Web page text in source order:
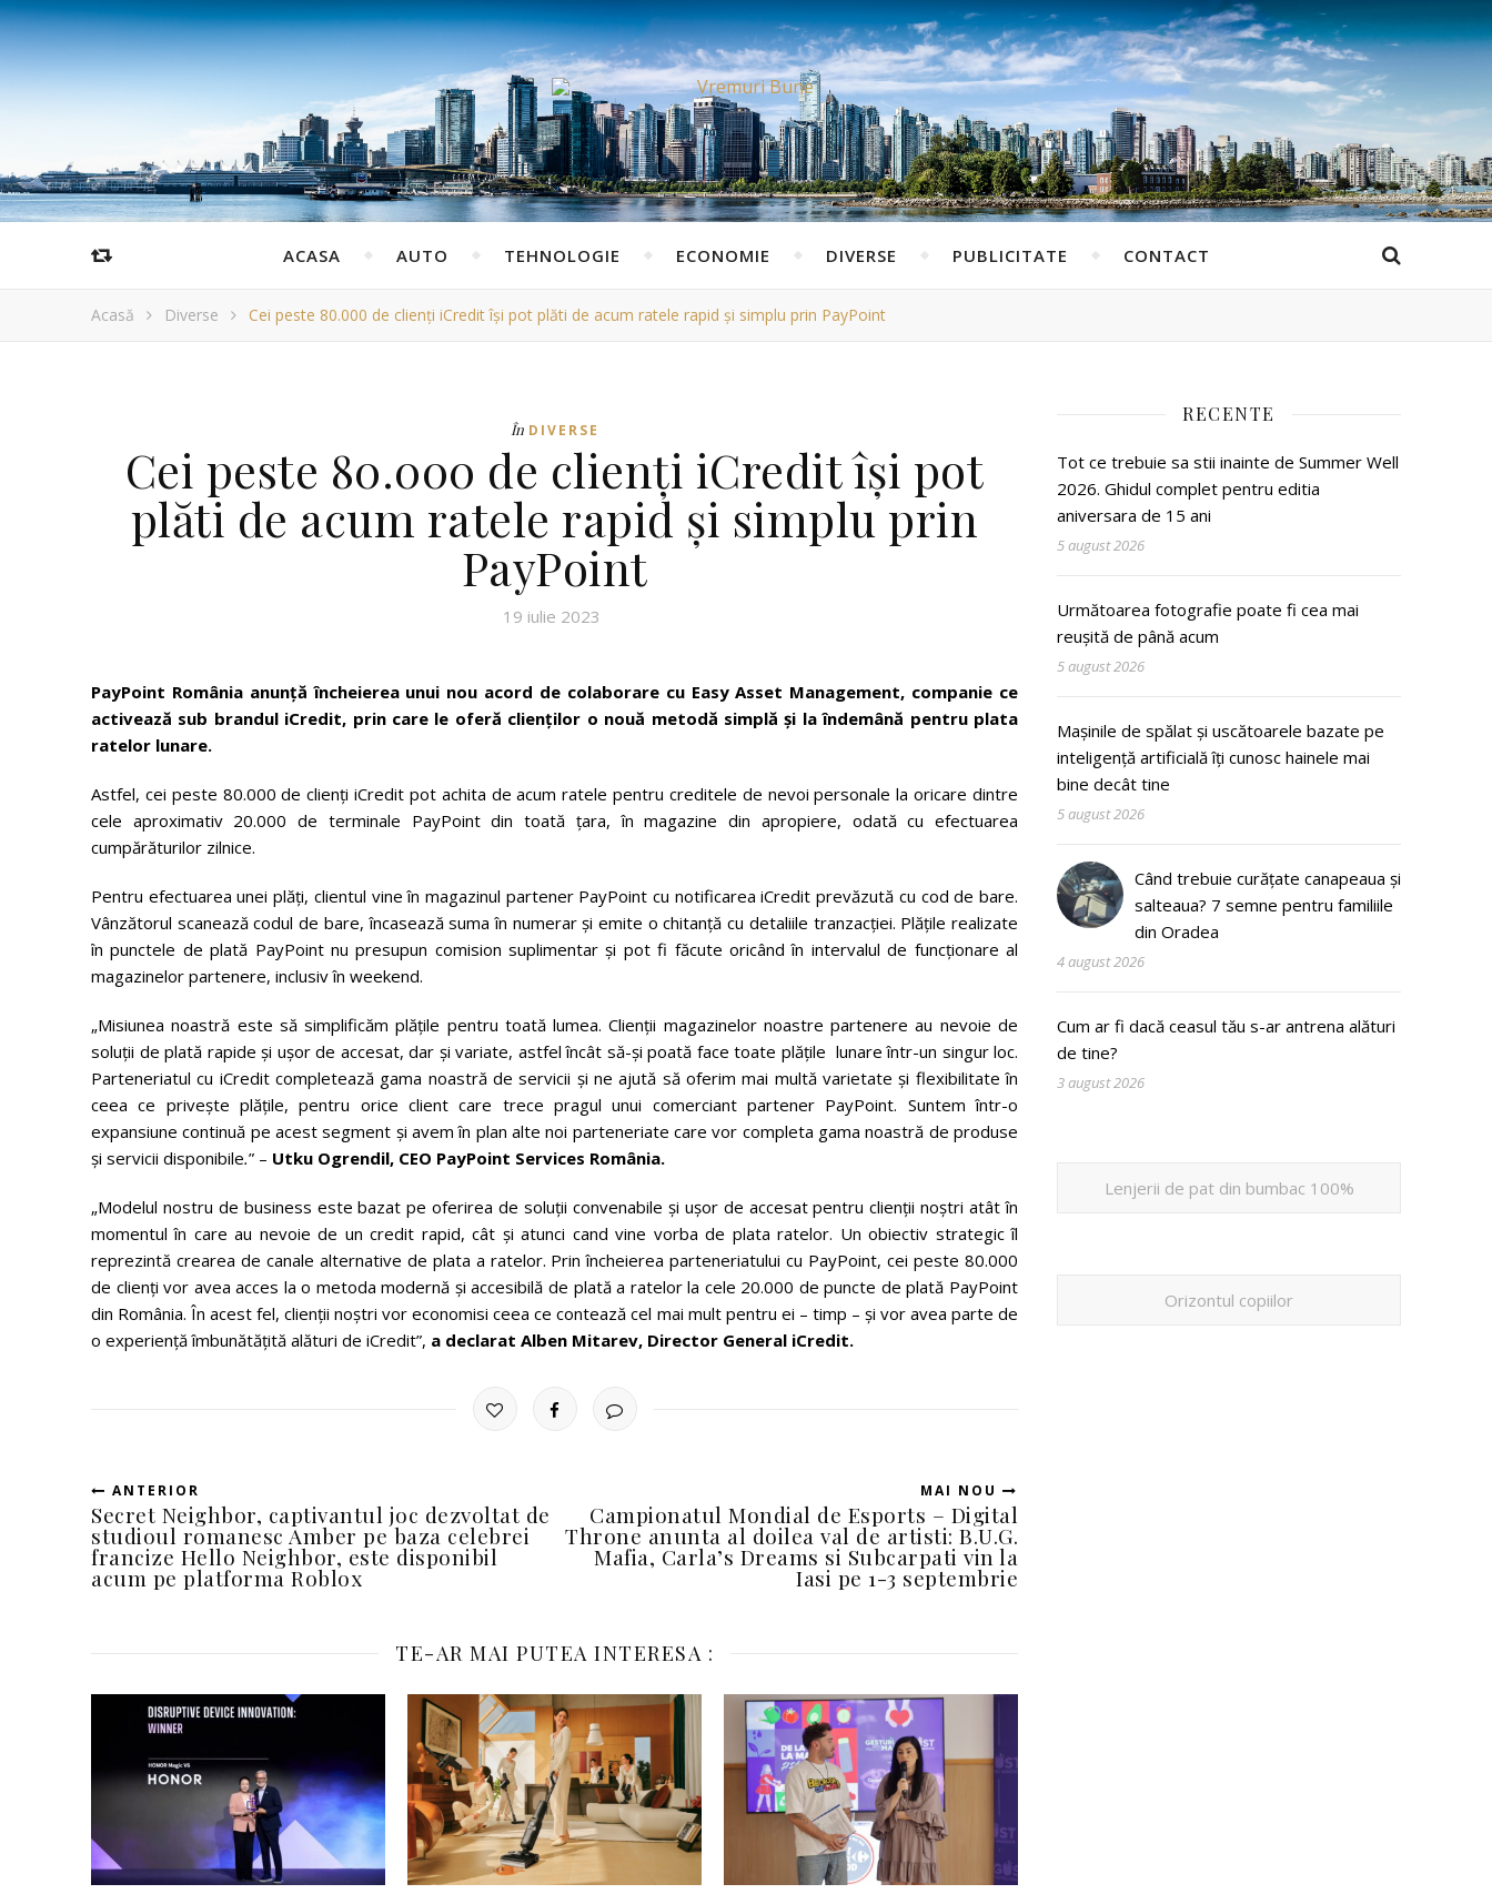
ACASA AUTO TEHNOLOGIE ECONOMIE DIVERSE PUBLICITATE CONTACT
Acasă Diverse Cei peste 80.000 de clienți iCredit își pot plăti de acum ratele rapid și simplu prin PayPoint
În DIVERSE
Cei peste 80.000 de clienți iCredit își pot
plăti de acum ratele rapid și simplu prin
PayPoint
19 iulie 2023
PayPoint România anunță încheierea unui nou acord de colaborare cu Easy Asset Management, companie ce
activează sub brandul iCredit, prin care le oferă clienților o nouă metodă simplă și la îndemână pentru plata
ratelor lunare.
Astfel, cei peste 80.000 de clienți iCredit pot achita de acum ratele pentru creditele de nevoi personale la oricare dintre
cele aproximativ 20.000 de terminale PayPoint din toată țara, în magazine din apropiere, odată cu efectuarea
cumpărăturilor zilnice.
Pentru efectuarea unei plăţi, clientul vine în magazinul partener PayPoint cu notificarea iCredit prevăzută cu cod de bare.
Vânzătorul scanează codul de bare, încasează suma în numerar şi emite o chitanţă cu detaliile tranzacţiei. Plățile realizate
în punctele de plată PayPoint nu presupun comision suplimentar și pot fi făcute oricând în intervalul de funcționare al
magazinelor partenere, inclusiv în weekend.
„Misiunea noastră este să simplificăm plățile pentru toată lumea. Clienții magazinelor noastre partenere au nevoie de
soluții de plată rapide și ușor de accesat, dar și variate, astfel încât să-și poată face toate plățile lunare într-un singur loc.
Parteneriatul cu iCredit completează gama noastră de servicii și ne ajută să oferim mai multă varietate și flexibilitate în
ceea ce privește plățile, pentru orice client care trece pragul unui comerciant partener PayPoint. Suntem într-o
expansiune continuă pe acest segment și avem în plan alte noi parteneriate care vor completa gama noastră de produse
şi servicii disponibile.” – Utku Ogrendil, CEO PayPoint Services România.
„Modelul nostru de business este bazat pe oferirea de soluții convenabile și ușor de accesat pentru clienții noștri atât în
momentul în care au nevoie de un credit rapid, cât și atunci cand vine vorba de plata ratelor. Un obiectiv strategic îl
reprezintă crearea de canale alternative de plata a ratelor. Prin încheierea parteneriatului cu PayPoint, cei peste 80.000
de clienți vor avea acces la o metoda modernă și accesibilă de plată a ratelor la cele 20.000 de puncte de plată PayPoint
din România. În acest fel, clienții noștri vor economisi ceea ce contează cel mai mult pentru ei – timp – și vor avea parte de
o experiență îmbunătățită alături de iCredit”, a declarat Alben Mitarev, Director General iCredit.
ANTERIOR
Secret Neighbor, captivantul joc dezvoltat de
studioul romanesc Amber pe baza celebrei
francize Hello Neighbor, este disponibil
acum pe platforma Roblox
MAI NOU
Campionatul Mondial de Esports – Digital
Throne anunta al doilea val de artisti: B.U.G.
Mafia, Carla’s Dreams si Subcarpati vin la
Iasi pe 1-3 septembrie
TE-AR MAI PUTEA INTERESA :
RECENTE
Tot ce trebuie sa stii inainte de Summer Well
2026. Ghidul complet pentru editia
aniversara de 15 ani
5 august 2026
Următoarea fotografie poate fi cea mai
reușită de până acum
5 august 2026
Mașinile de spălat și uscătoarele bazate pe
inteligență artificială îți cunosc hainele mai
bine decât tine
5 august 2026
Când trebuie curățate canapeaua și
salteaua? 7 semne pentru familiile
din Oradea
4 august 2026
Cum ar fi dacă ceasul tău s-ar antrena alături
de tine?
3 august 2026
Lenjerii de pat din bumbac 100%
Orizontul copiilor